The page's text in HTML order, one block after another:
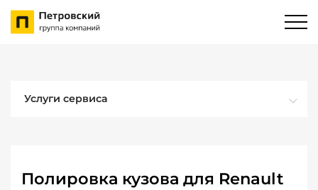
Услуги сервиса
Полировка кузова для Renault